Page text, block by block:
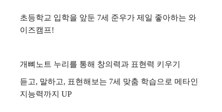
초등학교 입학을 앞둔 7세 준우가 제일 좋아하는 와
이즈캠프!
개뼈노트 누리를 통해 창의력과 표현력 키우기
듣고, 말하고, 표현해보는 7세 맞춤 학습으로 메타인
지능력까지 UP